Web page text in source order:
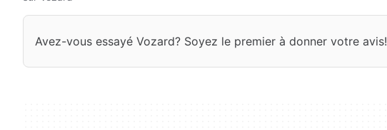
Avez-vous essayé Vozard? Soyez le premier à donner votre avis!